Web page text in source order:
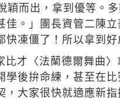
穎而出，拿到優等。
佳。」團長資管二陳
快凍僵了！所以拿到
比才〈法蘭德爾舞曲
學後拚命練，甚至在
大家很快就適應新